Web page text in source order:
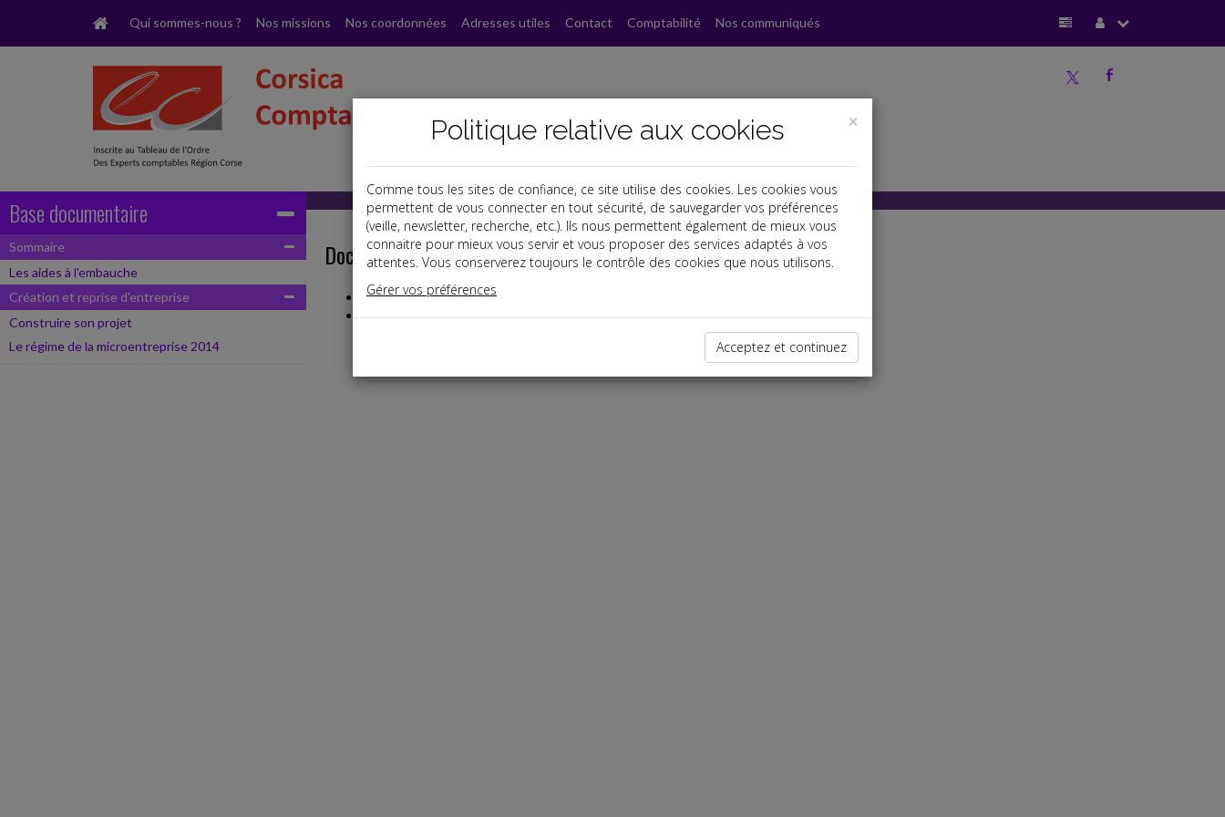
Qui sommes-nous ? Nos missions Nos coordonnées Adresses utiles Contact Comptabilité Nos communiqués
b
a
Base documentaire
Sommaire
Les aides à l'embauche
Création et reprise d'entreprise
Construire son projet
Le régime de la microentreprise 2014
Documents du dirigeant
Les aides à l'embauche
Création et reprise d'entreprise
×
Politique relative aux cookies
Comme tous les sites de confiance, ce site utilise des cookies. Les cookies vous
permettent de vous connecter en tout sécurité, de sauvegarder vos préférences
(veille, newsletter, recherche, etc.). Ils nous permettent également de mieux vous
connaitre pour mieux vous servir et vous proposer des services adaptés à vos
attentes. Vous conserverez toujours le contrôle des cookies que nous utilisons.
Gérer vos préférences
Acceptez et continuez